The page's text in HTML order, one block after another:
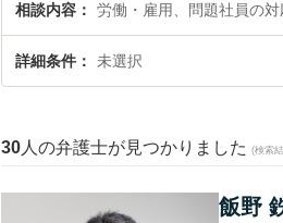
相談内容 労働・雇用、問題社員の対
詳細条件 未選択
30 人の弁護士が見つかりました (検索
飯野